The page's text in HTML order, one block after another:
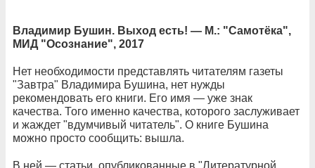
Владимир Бушин. Выход есть! — М.: "Самотёка",
МИД "Осознание", 2017
Нет необходимости представлять читателям газеты
"Завтра" Владимира Бушина, нет нужды
рекомендовать его книги. Его имя — уже знак
качества. Того именно качества, которого заслуживает
и жаждет "вдумчивый читатель". О книге Бушина
можно просто сообщить: вышла.
В ней — статьи, опубликованные в "Литературной